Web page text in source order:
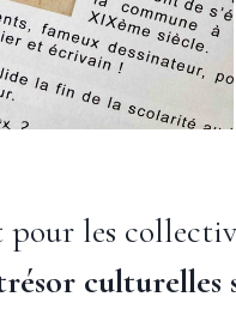
les
culturelles